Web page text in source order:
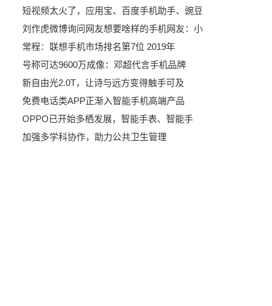
短视频太火了，应用宝、百度手机助手、豌豆
刘作虎微博询问网友想要啥样的手机网友：小
常程：联想手机市场排名第7位 2019年
号称可达9600万成像：邓超代言手机品牌
新自由光2.0T，让诗与远方变得触手可及
免费电话类APP正渐入智能手机高端产品
OPPO已开始多栖发展，智能手表、智能手
加强多学科协作，助力公共卫生管理